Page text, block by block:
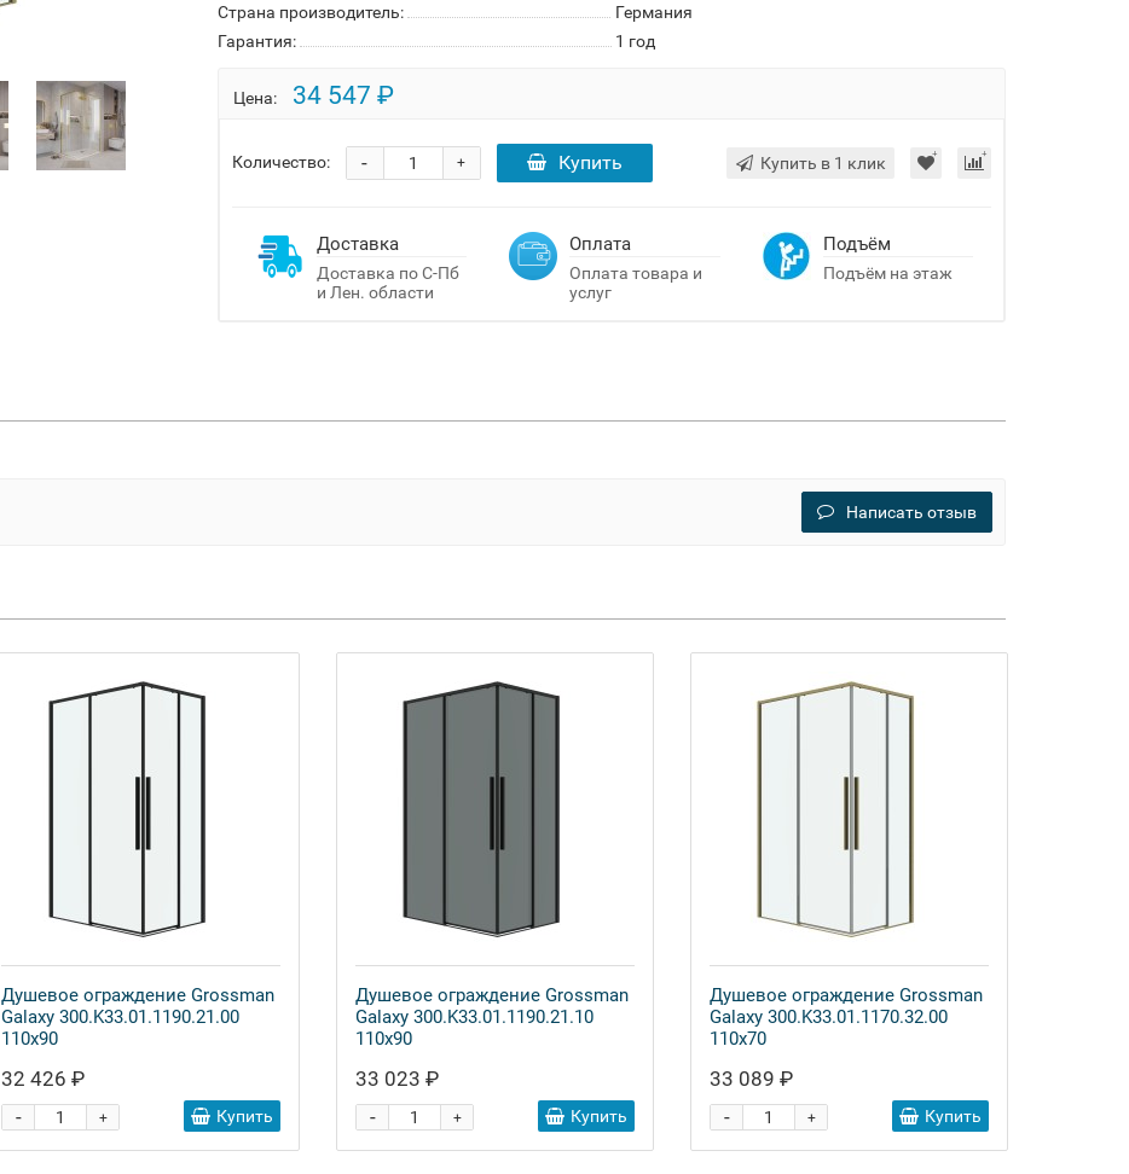
Страна производитель:
Германия
Гарантия:
1 год
Цена: 34 547 ₽
Количество: +
- Купить Купить в 1 клик
Доставка
Доставка по С-Пб
и Лен. области
Оплата
Оплата товара и
услуг
Подъём
Подъём на этаж
Написать отзыв
Душевое ограждение Grossman
Galaxy 300.K33.01.1190.21.00
110x90
32 426 ₽
+
- Купить
Душевое ограждение Grossman
Galaxy 300.K33.01.1190.21.10
110x90
33 023 ₽
+
- Купить
Душевое ограждение Grossman
Galaxy 300.K33.01.1170.32.00
110x70
33 089 ₽
+
- Купить